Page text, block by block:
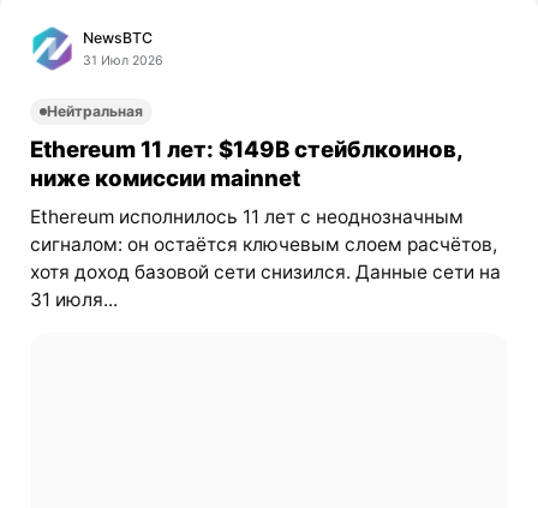
NewsBTC
31 Июл 2026
Нейтральная
Ethereum 11 лет: $149B стейблкоинов,
ниже комиссии mainnet
Ethereum исполнилось 11 лет с неоднозначным
сигналом: он остаётся ключевым слоем расчётов,
хотя доход базовой сети снизился. Данные сети на
31 июля...